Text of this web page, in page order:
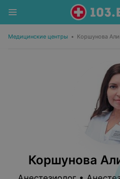
Медицинские центры • Коршунова
Коршунова